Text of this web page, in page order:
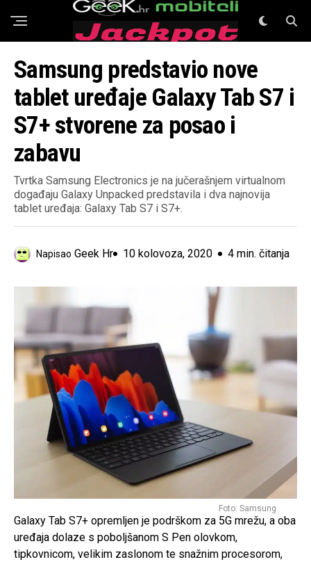
GeeK Mobiteli
Samsung predstavio nove
tablet uređaje Galaxy Tab S7 i
S7+ stvorene za posao i
zabavu
Tvrtka Samsung Electronics je na jučerašnjem virtualnom
događaju Galaxy Unpacked predstavila i dva najnovija
tablet uređaja: Galaxy Tab S7 i S7+.
Napisao Geek Hr 10 kolovoza, 2020 4 min. čitanja
Foto: Samsung
Galaxy Tab S7+ opremljen je podrškom za 5G mrežu, a oba
uređaja dolaze s poboljšanom S Pen olovkom,
tipkovnicom, velikim zaslonom te snažnim procesorom,